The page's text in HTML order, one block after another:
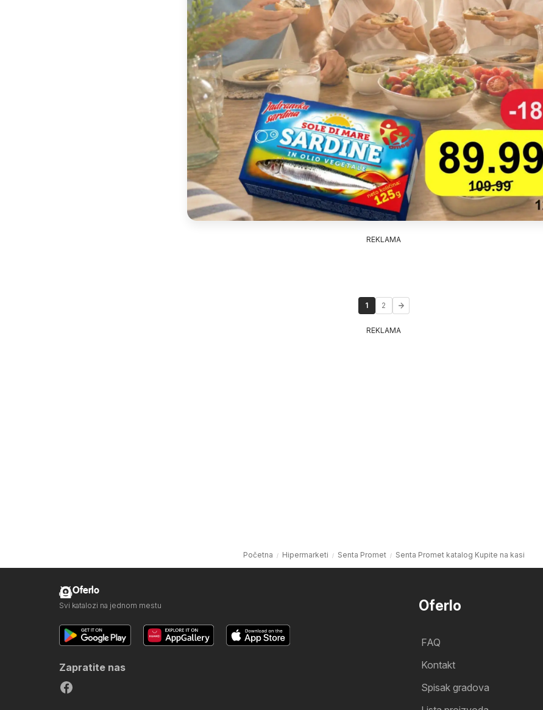
REKLAMA
1 2
REKLAMA
Početna Hipermarketi Senta Promet Senta Promet katalog Kupite na kasi
Oferlo
FAQ
Kontakt
Spisak gradova
Oferlo
Svi katalozi na jednom mestu
Zapratite nas